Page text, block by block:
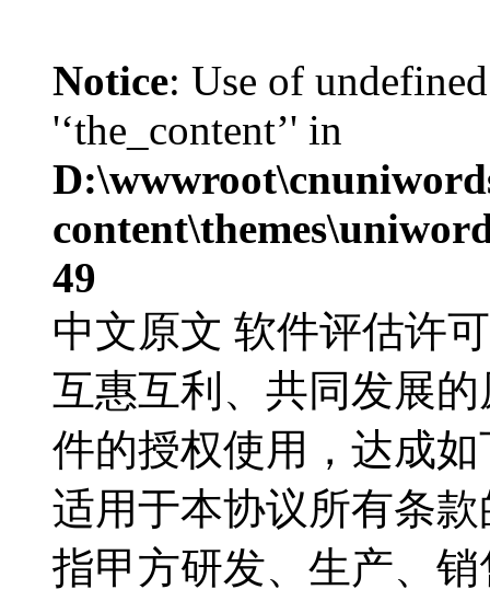
Notice: Use of
'‘the_content’' in
49
中文原文 软件评估许
互惠互利、共同发展
件的授权使用，达成
适用于本协议所有条
指甲方研发、生产、